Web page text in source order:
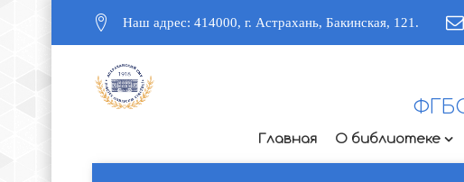
Наш адрес: 414000, г. Астрахань, Бакинская, 121.
Главная О библиотеке